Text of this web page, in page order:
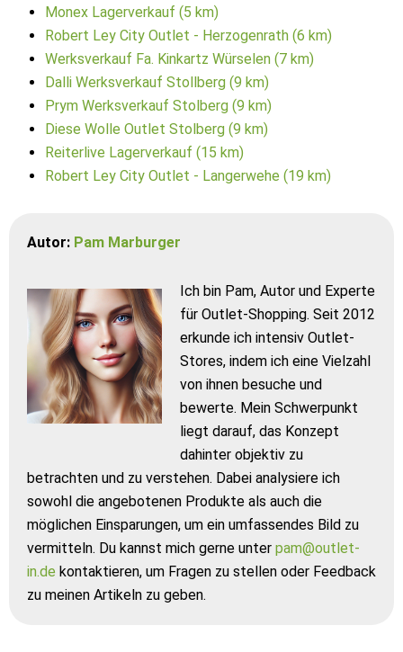
Monex Lagerverkauf (5 km)
Robert Ley City Outlet - Herzogenrath (6 km)
Werksverkauf Fa. Kinkartz Würselen (7 km)
Dalli Werksverkauf Stollberg (9 km)
Prym Werksverkauf Stolberg (9 km)
Diese Wolle Outlet Stolberg (9 km)
Reiterlive Lagerverkauf (15 km)
Robert Ley City Outlet - Langerwehe (19 km)
Autor: Pam Marburger
Ich bin Pam, Autor und Experte
für Outlet-Shopping. Seit 2012
erkunde ich intensiv Outlet-
Stores, indem ich eine Vielzahl
von ihnen besuche und
bewerte. Mein Schwerpunkt
liegt darauf, das Konzept
dahinter objektiv zu
betrachten und zu verstehen. Dabei analysiere ich
sowohl die angebotenen Produkte als auch die
möglichen Einsparungen, um ein umfassendes Bild zu
vermitteln. Du kannst mich gerne unter pam@outlet-
in.de kontaktieren, um Fragen zu stellen oder Feedback
zu meinen Artikeln zu geben.